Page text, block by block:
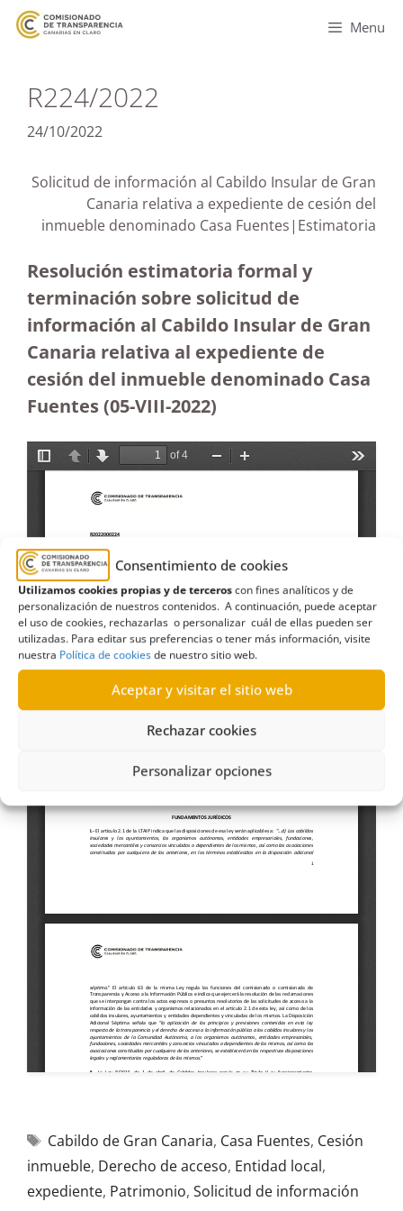
Consentimiento de cookies
Utilizamos cookies propias y de terceroscon fines analíticos y de
personalización de nuestros contenidos. A continuación, puede aceptar
el uso de cookies, rechazarlas o personalizar cuál de ellas pueden ser
utilizadas. Para editar sus preferencias o tener más información, visite
nuestra Política de cookiesde nuestro sitio web.
Aceptar y visitar el sitio web
Rechazar cookies
Personalizar opciones
Menu
R224/2022
24/10/2022
Solicitud de información al Cabildo Insular de Gran
Canaria relativa a expediente de cesión del
inmueble denominado Casa Fuentes|Estimatoria
Resolución estimatoria formal y
terminación sobre solicitud de
información al Cabildo Insular de Gran
Canaria relativa al expediente de
cesión del inmueble denominado Casa
Fuentes (05-VIII-2022)
Cabildo de Gran Canaria, Casa Fuentes, Cesión
inmueble, Derecho de acceso, Entidad local,
expediente, Patrimonio, Solicitud de información